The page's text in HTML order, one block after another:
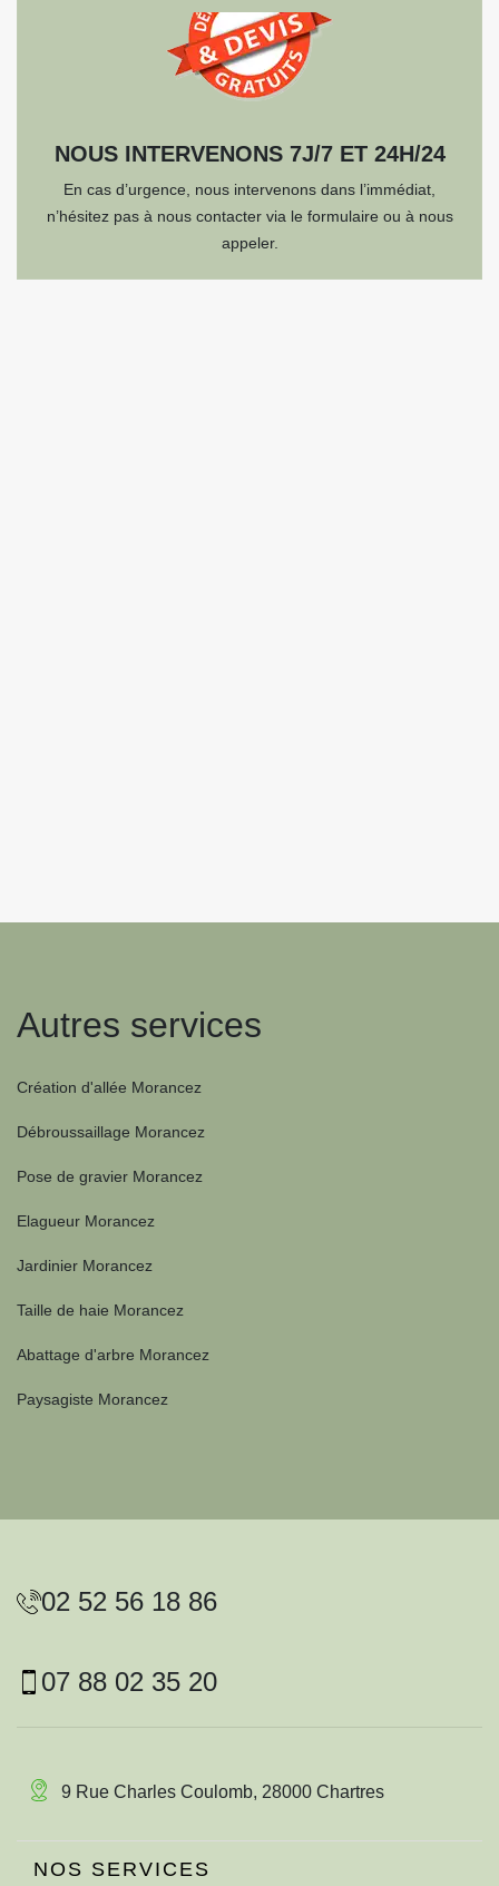
NOUS INTERVENONS 7J/7 ET 24H/24
En cas d’urgence, nous intervenons dans l’immédiat,
n’hésitez pas à nous contacter via le formulaire ou à nous
appeler.
Autres services
Création d'allée Morancez
Débroussaillage Morancez
Pose de gravier Morancez
Elagueur Morancez
Jardinier Morancez
Taille de haie Morancez
Abattage d'arbre Morancez
Paysagiste Morancez
02 52 56 18 86
07 88 02 35 20
9 Rue Charles Coulomb, 28000 Chartres
NOS SERVICES